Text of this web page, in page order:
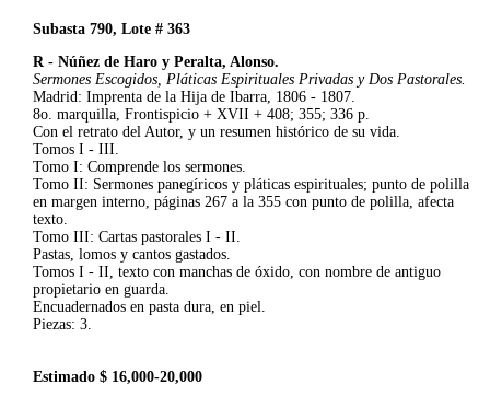
Subasta 790, Lote # 363
R - Núñez de Haro y Peralta, Alonso.
Sermones Escogidos, Pláticas Espirituales Privadas y Dos Pastorales.
Madrid: Imprenta de la Hija de Ibarra, 1806 - 1807.
8o. marquilla, Frontispicio + XVII + 408; 355; 336 p.
Con el retrato del Autor, y un resumen histórico de su vida.
Tomos I - III.
Tomo I: Comprende los sermones.
Tomo II: Sermones panegíricos y pláticas espirituales; punto de polilla
en margen interno, páginas 267 a la 355 con punto de polilla, afecta
texto.
Tomo III: Cartas pastorales I - II.
Pastas, lomos y cantos gastados.
Tomos I - II, texto con manchas de óxido, con nombre de antiguo
propietario en guarda.
Encuadernados en pasta dura, en piel.
Piezas: 3.
Estimado $ 16,000-20,000